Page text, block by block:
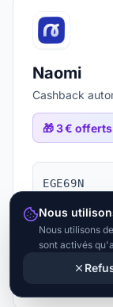
Naomi
Cashback
🎁3 € offerts
EGE69N
Nous
Nous utilisons
sont activés